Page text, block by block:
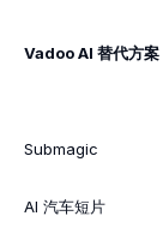
Vadoo AI 替代方案
Submagic
AI 汽车短片